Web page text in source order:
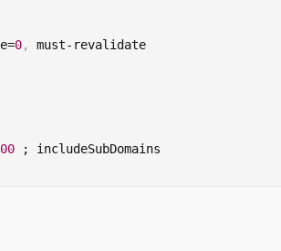
0,
must-revalidate
; includeSubDomains